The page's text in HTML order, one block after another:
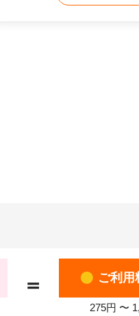
＝ ご利用
275円 〜